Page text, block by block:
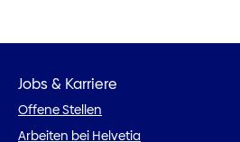
Jobs & Karriere
Offene Stellen
Arbeiten bei Helvetia